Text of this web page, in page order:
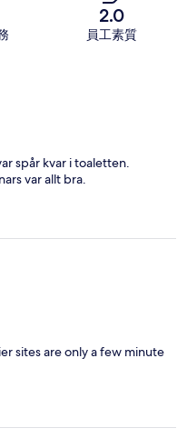
2.0
員工素質
spår kvar i toaletten.
var allt bra.
sites are only a few minute